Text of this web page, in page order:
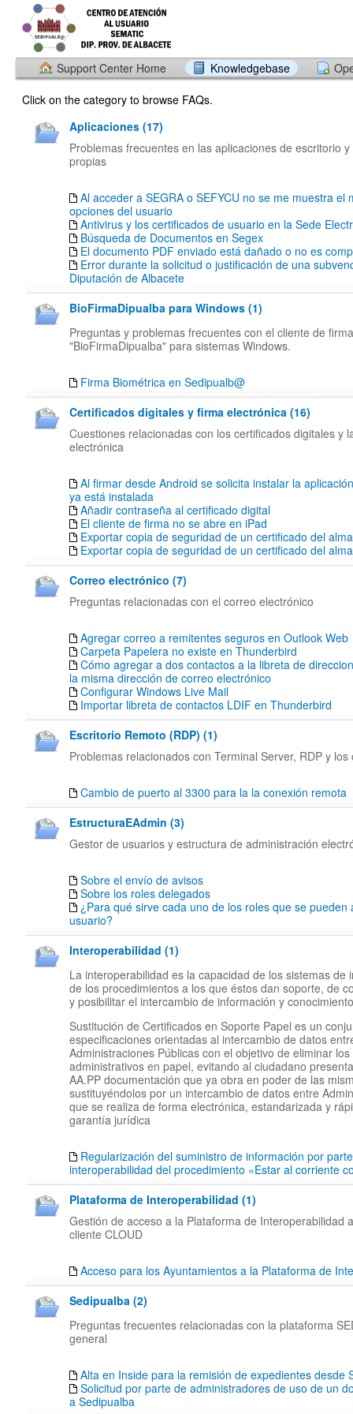
Support Center Home Knowledgebase
Click on the category to browse FAQs.
Aplicaciones (17)
Problemas frecuentes en las aplicaciones de escritorio
propias
Al acceder a SEGRA o SEFYCU no se me muestra el
opciones del usuario
Antivirus y los certificados de usuario en la Sede
Búsqueda de Documentos en Segex
El documento PDF enviado está dañado o no es
Error durante la solicitud o justificación de una
Diputación de Albacete
BioFirmaDipualba para Windows (1)
Preguntas y problemas frecuentes con el cliente de firma
"BioFirmaDipualba" para sistemas Windows.
Firma Biométrica en Sedipualb@
Certificados digitales y firma electrónica (16)
Cuestiones relacionadas con los certificados digitales y
electrónica
Al firmar desde Android se solicita instalar la
ya está instalada
Añadir contraseña al certificado digital
El cliente de firma no se abre en iPad
Exportar copia de seguridad de un certificado del
Exportar copia de seguridad de un certificado del
Correo electrónico (7)
Preguntas relacionadas con el correo electrónico
Agregar correo a remitentes seguros en Outlook Web
Carpeta Papelera no existe en Thunderbird
Cómo agregar a dos contactos a la libreta de
la misma dirección de correo electrónico
Configurar Windows Live Mail
Importar libreta de contactos LDIF en Thunderbird
Escritorio Remoto (RDP) (1)
Problemas relacionados con Terminal Server, RDP y los
Cambio de puerto al 3300 para la la conexión remota
EstructuraEAdmin (3)
Gestor de usuarios y estructura de administración
Sobre el envío de avisos
Sobre los roles delegados
¿Para qué sirve cada uno de los roles que se pueden
usuario?
Interoperabilidad (1)
La interoperabilidad es la capacidad de los sistemas de
de los procedimientos a los que éstos dan soporte, de
y posibilitar el intercambio de información y
Sustitución de Certificados en Soporte Papel es un
especificaciones orientadas al intercambio de datos
Administraciones Públicas con el objetivo de eliminar
administrativos en papel, evitando al ciudadano
AA.PP documentación que ya obra en poder de las
sustituyéndolos por un intercambio de datos entre
que se realiza de forma electrónica, estandarizada y
garantía jurídica
Regularización del suministro de información por
interoperabilidad del procedimiento «Estar al corriente
Plataforma de Interoperabilidad (1)
Gestión de acceso a la Plataforma de Interoperabilidad
cliente CLOUD
Acceso para los Ayuntamientos a la Plataforma de
Sedipualba (2)
Preguntas frecuentes relacionadas con la plataforma
general
Alta en Inside para la remisión de expedientes desde
Solicitud por parte de administradores de uso de un
a Sedipualba